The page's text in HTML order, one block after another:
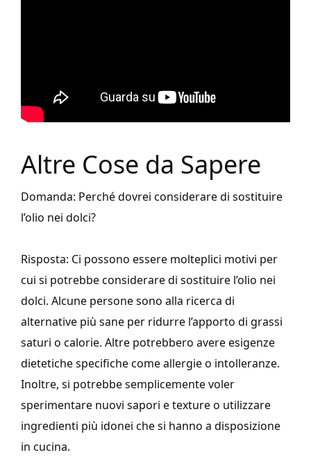
Altre Cose da Sapere
Domanda: Perché dovrei considerare di sostituire
l’olio nei dolci?
Risposta: Ci possono essere molteplici motivi per
cui si potrebbe considerare di sostituire l’olio nei
dolci. Alcune persone sono alla ricerca di
alternative più sane per ridurre l’apporto di grassi
saturi o calorie. Altre potrebbero avere esigenze
dietetiche specifiche come allergie o intolleranze.
Inoltre, si potrebbe semplicemente voler
sperimentare nuovi sapori e texture o utilizzare
ingredienti più idonei che si hanno a disposizione
in cucina.